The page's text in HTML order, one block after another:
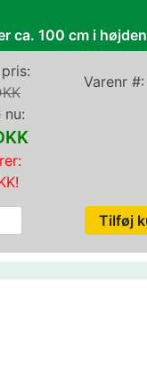
ca. 100 cm i højden
Varenr #:
nu:
!